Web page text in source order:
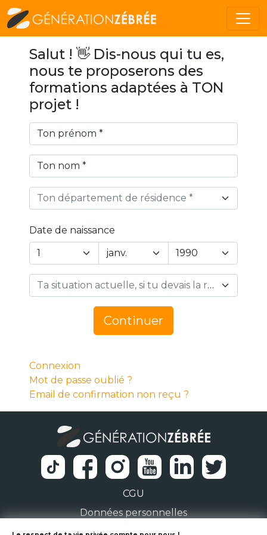
Salut ! 👋 Dis-nous qui tu es,
nous te proposerons des
formations adaptées à TON
projet !
Ton département de résidence *
Date de naissance
Year
Day
Ta situation actuelle, si tu devais la résumer en 1 mot… *
Continuer
Connexion
Mot de passe oublié ?
Email de confirmation non reçu ?
CGU
Données personnelles